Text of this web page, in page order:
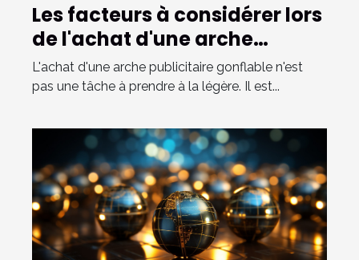
Les facteurs à considérer lors
de l'achat d'une arche
publicitaire gonflable
L'achat d'une arche publicitaire gonflable n'est
pas une tâche à prendre à la légère. Il est...